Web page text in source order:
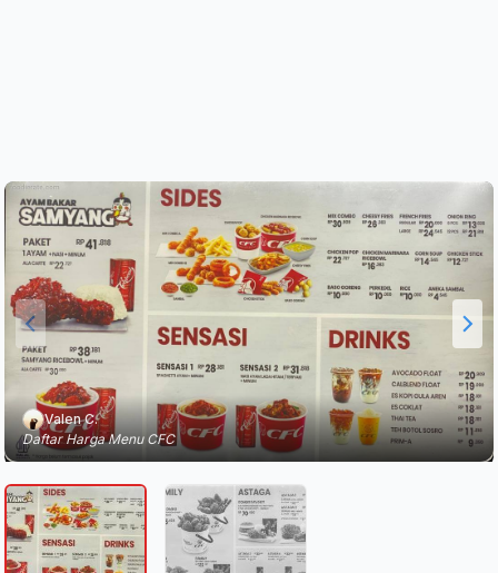
Valen C.
Daftar Harga Menu CFC